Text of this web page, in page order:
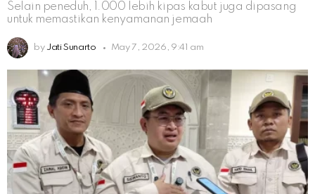
Selain peneduh, 1.000 lebih kipas kabut juga dipasang
untuk memastikan kenyamanan jemaah
by Jati Sunarto May 7, 2026, 9:41 am